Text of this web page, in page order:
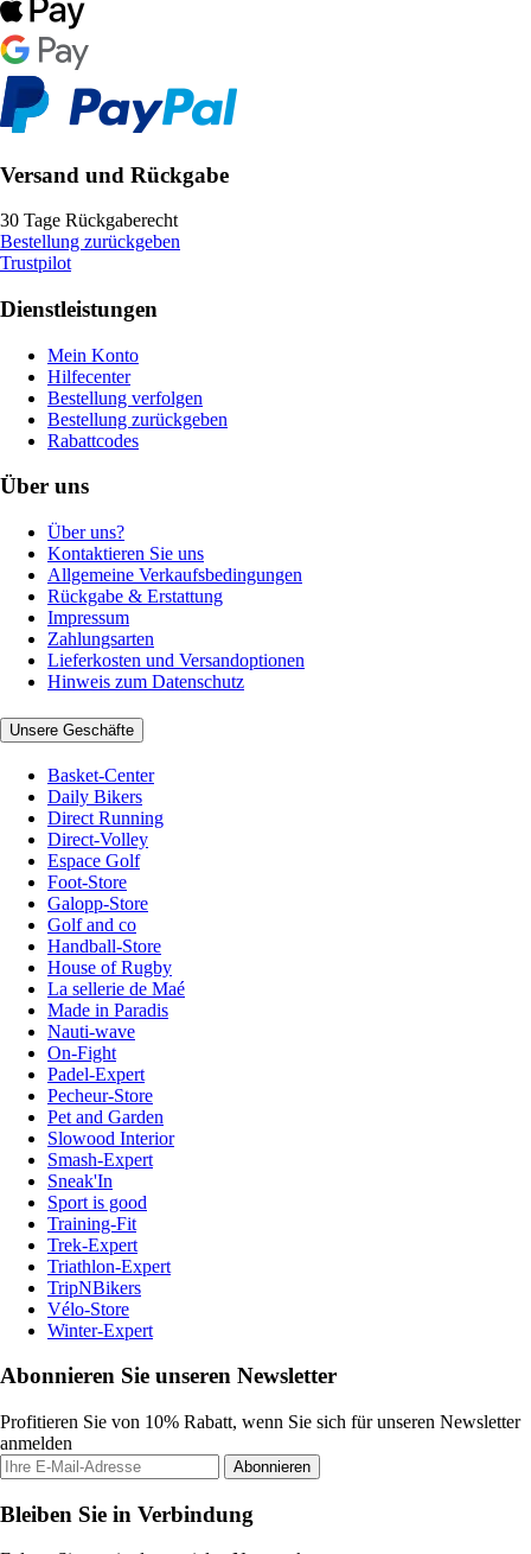
Versand und Rückgabe
30 Tage Rückgaberecht
Bestellung zurückgeben
Trustpilot
Dienstleistungen
Mein Konto
Hilfecenter
Bestellung verfolgen
Bestellung zurückgeben
Rabattcodes
Über uns
Über uns?
Kontaktieren Sie uns
Allgemeine Verkaufsbedingungen
Rückgabe & Erstattung
Impressum
Zahlungsarten
Lieferkosten und Versandoptionen
Hinweis zum Datenschutz
Unsere Geschäfte
Basket-Center
Daily Bikers
Direct Running
Direct-Volley
Espace Golf
Foot-Store
Galopp-Store
Golf and co
Handball-Store
House of Rugby
La sellerie de Maé
Made in Paradis
Nauti-wave
On-Fight
Padel-Expert
Pecheur-Store
Pet and Garden
Slowood Interior
Smash-Expert
Sneak'In
Sport is good
Training-Fit
Trek-Expert
Triathlon-Expert
TripNBikers
Vélo-Store
Winter-Expert
Abonnieren Sie unseren Newsletter
Profitieren Sie von 10% Rabatt, wenn Sie sich für unseren Newsletter
anmelden
Abonnieren
Bleiben Sie in Verbindung